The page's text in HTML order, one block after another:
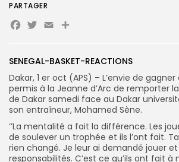
SENEGAL-BASKET-REACTIONS
Dakar, 1 er oct (APS) – L’envie de
permis à la Jeanne d’Arc de remporter
de Dakar samedi face au Dakar
son entraîneur, Mohamed Sène.
‘’La mentalité a fait la différence. Les
de soulever un trophée et ils l’ont fait.
rien changé. Je leur ai demandé jouer
responsabilités. C’est ce qu’ils ont fait à
PARTAGER
Facebook
Twitter
EmailPartager